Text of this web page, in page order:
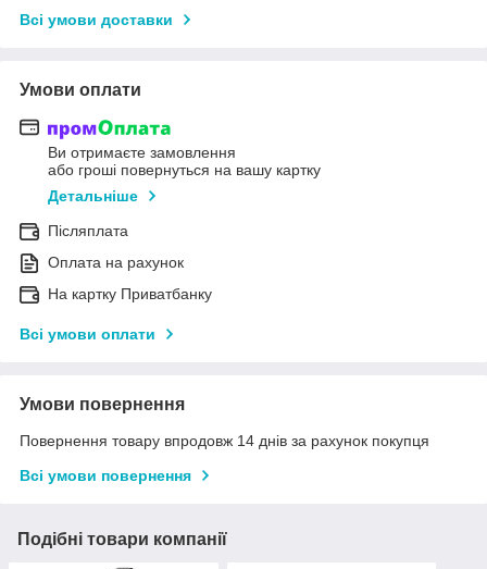
Всі умови доставки
Умови оплати
Ви отримаєте замовлення
або гроші повернуться на вашу картку
Детальніше
Післяплата
Оплата на рахунок
На картку Приватбанку
Всі умови оплати
Умови повернення
Повернення товару впродовж 14 днів за рахунок покупця
Всі умови повернення
Подібні товари компанії